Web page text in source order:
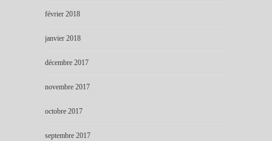
février 2018
janvier 2018
décembre 2017
novembre 2017
octobre 2017
septembre 2017